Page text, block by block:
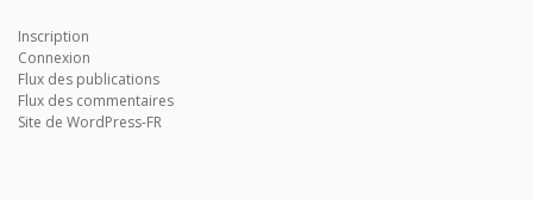
Inscription
Connexion
Flux des publications
Flux des commentaires
Site de WordPress-FR